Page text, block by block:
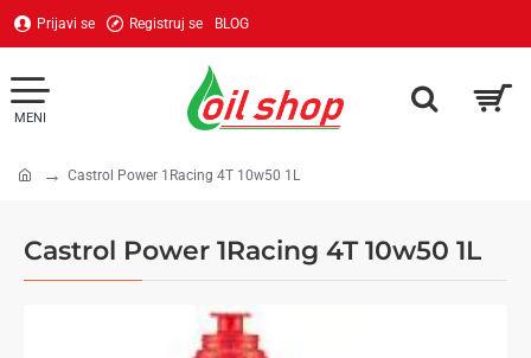
Prijavi se Registruj se BLOG
Castrol Power 1Racing 4T 10w50 1L
Castrol Power 1Racing 4T 10w50 1L